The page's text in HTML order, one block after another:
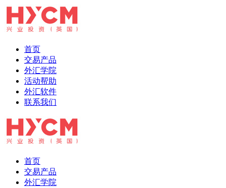
首页
交易产品
外汇学院
活动帮助
外汇软件
联系我们
首页
交易产品
外汇学院